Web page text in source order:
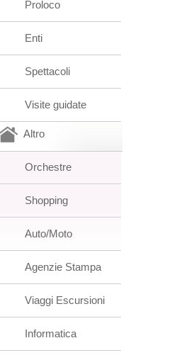
Proloco
Enti
Spettacoli
Visite guidate
Altro
Orchestre
Shopping
Auto/Moto
Agenzie Stampa
Viaggi Escursioni
Informatica